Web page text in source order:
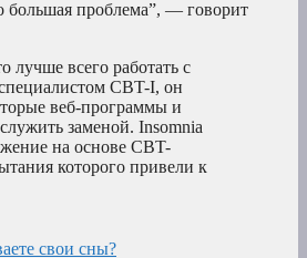
большая проблема”, — говорит
лучше всего работать с
CBT-I, он
веб-программы и
заменой. Insomnia
на основе CBT-
которого привели к
свои сны?